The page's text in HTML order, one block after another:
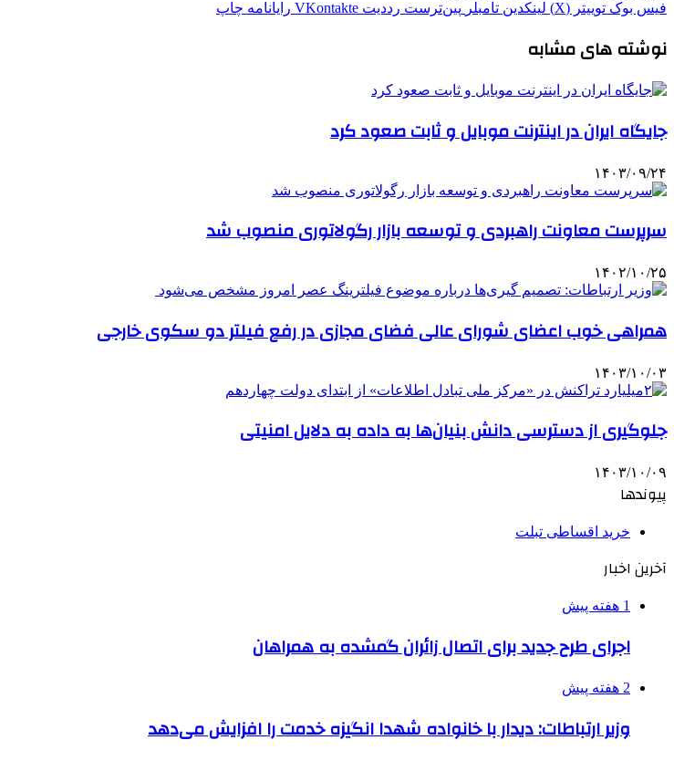
فیس بوک توییتر (X) لینکدین ‫تامبلر ‫پین‌ترست ‫رددیت ‫VKontakte رایانامه چاپ
نوشته های مشابه
جایگاه ایران در اینترنت موبایل و ثابت صعود کرد
۱۴۰۳/۰۹/۲۴
سرپرست معاونت راهبردی و توسعه بازار رگولاتوری منصوب شد
۱۴۰۲/۱۰/۲۵
همراهی خوب اعضای شورای عالی فضای مجازی در رفع فیلتر دو سکوی خارجی
۱۴۰۳/۱۰/۰۳
جلوگیری از دسترسی دانش بنیان‌ها به داده به دلایل امنیتی
۱۴۰۳/۱۰/۰۹
پیوندها
خرید اقساطی تبلت
آخرین اخبار
1 هفته پیش
اجرای طرح جدید برای اتصال زائران گمشده به همراهان
2 هفته پیش
وزیر ارتباطات: دیدار با خانواده شهدا انگیزه خدمت را افزایش می‌دهد